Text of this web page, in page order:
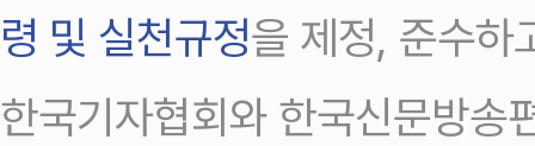
령 및 실천규정을 제정, 준수하
한국기자협회와 한국신문방송